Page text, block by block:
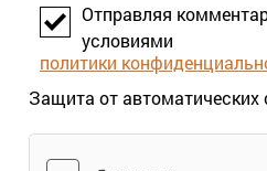
Отправляя
условиями
политики
Защита от автоматических